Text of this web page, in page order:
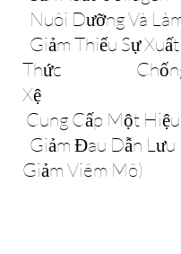
Nuôi Dưỡng Và
Giảm Thiểu Sự
Thức Chống Lại
Xệ
Cung Cấp Một
Giảm Đau Dẫn Lưu
Giảm Viêm Mô)